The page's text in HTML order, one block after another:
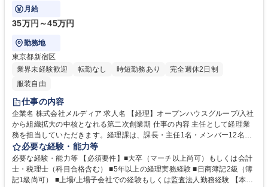
にご活躍いただける方を募集しています。
月給
35万円～45万円
勤務地
東京都新宿区
業界未経験歓迎
転勤なし 時短勤務あり
完全週休2日制
服装自由
仕事の内容
企業名 株式会社メルディア 求人名 【経理】オープンハウスグループ/入社
から組織拡大の中核となれる第二次創業期 仕事の内容 主任として経理業
務を担当していただきます。経理課は、課長・主任1名・メンバー12名
（パート・派遣含む）の組織です。今後の会社の成長を見据えて、リーダ
ーとして長期的にご活躍いただける方を募集しています。 【具体的には】
■決算業務（月次、四半期、年度） ■監査法人対応 ■税務対応（社内税理士
がおりますので、ご経験に応じて） ■業務改善 募集職種 【経理】オープ
必要な経験・能力等
必要な経験・能力等 【必須要件】■大卒（マーチ以上尚可）もしくは会計
士・税理士（科目合格含む） ■5年以上の経理実務経験 ■日商簿記2級（簿
記1級尚可） ■上場/上場子会社での経験もしくは監査法人勤務経験 【本ポ